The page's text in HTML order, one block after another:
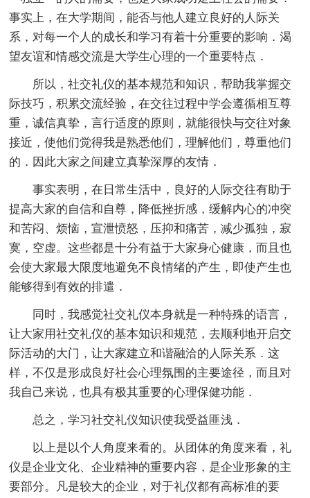
事实上，在大学期间，能否与他人建立良好的人际关
系，对每一个人的成长和学习有着十分重要的影响．渴
望友谊和情感交流是大学生心理的一个重要特点．
所以，社交礼仪的基本规范和知识，帮助我掌握交
际技巧，积累交流经验，在交往过程中学会遵循相互尊
重，诚信真挚，言行适度的原则，就能很快与交往对象
接近，使他们觉得我是熟悉他们，理解他们，尊重他们
的．因此大家之间建立真挚深厚的友情．
事实表明，在日常生活中，良好的人际交往有助于
提高大家的自信和自尊，降低挫折感，缓解内心的冲突
和苦闷、烦恼，宣泄愤怒，压抑和痛苦，减少孤独，寂
寞，空虚。这些都是十分有益于大家身心健康，而且也
会使大家最大限度地避免不良情绪的产生，即使产生也
能够得到有效的排遣．
同时，我感觉社交礼仪本身就是一种特殊的语言，
让大家用社交礼仪的基本知识和规范，去顺利地开启交
际活动的大门，让大家建立和谐融洽的人际关系．这
样，不仅是形成良好社会心理氛围的主要途径，而且对
我自己来说，也具有极其重要的心理保健功能．
总之，学习社交礼仪知识使我受益匪浅．
以上是以个人角度来看的。从团体的角度来看，礼
仪是企业文化、企业精神的重要内容，是企业形象的主
要部分。凡是较大的企业，对于礼仪都有高标准的要